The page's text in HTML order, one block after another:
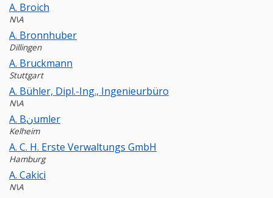
A. Broich
N\A
A. Bronnhuber
Dillingen
A. Bruckmann
Stuttgart
A. Bühler, Dipl.-Ing., Ingenieurbüro
N\A
A. Bنumler
Kelheim
A. C. H. Erste Verwaltungs GmbH
Hamburg
A. Cakici
N\A